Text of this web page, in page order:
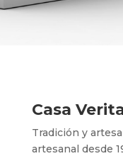
Casa
Tradición y
artesanal desde